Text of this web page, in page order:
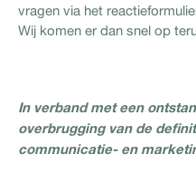
vragen via het
Wij komen er dan snel op
In verband met een
overbrugging van de
communicatie- en